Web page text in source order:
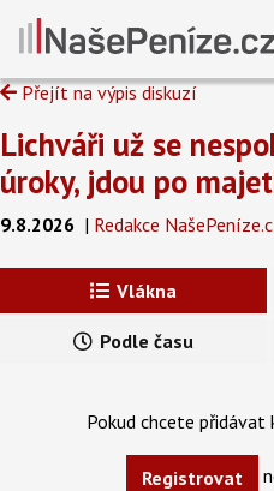
Přejít na výpis diskuzí
Lichváři už se
úroky, jdou po
9.8.2026 | Redakce
Vlákna
Podle času
Pokud chcete
Registrovat